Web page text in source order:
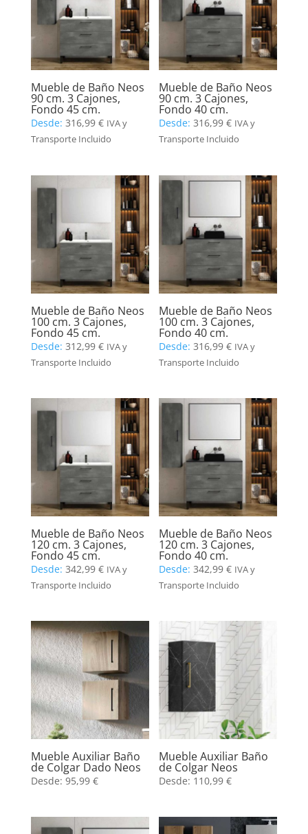
Mueble de Baño Neos
90 cm. 3 Cajones,
Fondo 45 cm.
Desde: 316,99 € IVA y
Transporte Incluido
Mueble de Baño Neos
90 cm. 3 Cajones,
Fondo 40 cm.
Desde:316,99€ IVA y
Transporte Incluido
Mueble de Baño Neos
100 cm. 3 Cajones,
Fondo 45 cm.
Desde: 312,99 € IVA y
Transporte Incluido
Mueble de Baño Neos
100 cm. 3 Cajones,
Fondo 40 cm.
Desde:316,99€ IVA y
Transporte Incluido
Mueble de Baño Neos
120 cm. 3 Cajones,
Fondo 45 cm.
Desde: 342,99 € IVA y
Transporte Incluido
Mueble de Baño Neos
120 cm. 3 Cajones,
Fondo 40 cm.
Desde:342,99€ IVA y
Transporte Incluido
Mueble Auxiliar Baño
de Colgar Dado Neos
Desde: 95,99 €
Mueble Auxiliar Baño
de Colgar Neos
Desde: 110,99€